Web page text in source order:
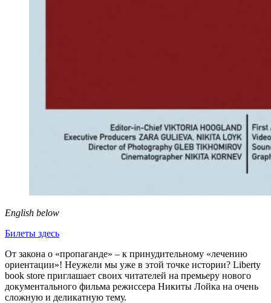
English below
Билеты здесь
От закона о «пропаганде» – к принудительному «лечению
ориентации»! Неужели мы уже в этой точке истории? Liberty
book store приглашает своих читателей на премьеру нового
документального фильма режиссера Никиты Лойка на очень
сложную и деликатную тему.